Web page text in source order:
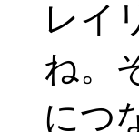
レイ
ね。
につ